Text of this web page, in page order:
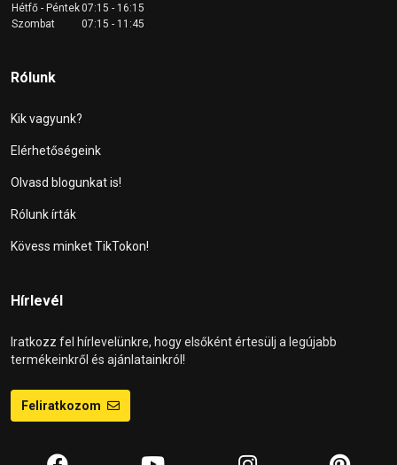
Hétfő - Péntek07:15 - 16:15
Szombat
07:15 - 11:45
Rólunk
Kik vagyunk?
Elérhetőségeink
Olvasd blogunkat is!
Rólunk írták
Kövess minket TikTokon!
Hírlevél
Iratkozz fel hírlevelünkre, hogy elsőként értesülj a legújabb
termékeinkről és ajánlatainkról!
Feliratkozom